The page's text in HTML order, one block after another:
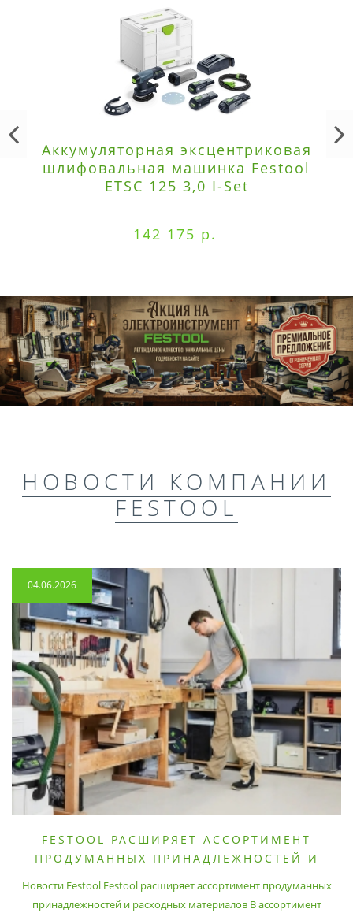
Аккумуляторная эксцентриковая
шлифовальная машинка Festool
ETSC 125 3,0 I-Set
142 175 р.
НОВОСТИ КОМПАНИИ
FESTOOL
04.06.2026
FESTOOL РАСШИРЯЕТ АССОРТИМЕНТ
ПРОДУМАННЫХ ПРИНАДЛЕЖНОСТЕЙ И
Новости Festool Festool расширяет ассортимент продуманных
принадлежностей и расходных материалов В ассортимент